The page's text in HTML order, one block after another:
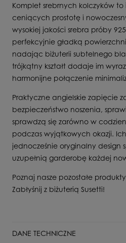
Komplet srebrnych kolczyków
ceniących prostotę i
wysokiej jakości srebra próby
perfekcyjnie gładką
nadając biżuterii subtelnego
trójkątny kształt dodaje im
harmonijne połączenie
Praktyczne angielskie zapięcie
bezpieczeństwo noszenia,
sprawdzą się zarówno w
podczas wyjątkowych okazji.
jednocześnie oryginalny design
uzupełnią garderobę każdej
Poznaj nasze pozostałe
Zabłyśnij z biżuterią Susetti!
DANE TECHNICZNE